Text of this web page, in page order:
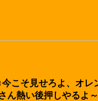
こそ見せろよ、オ
ん熱い後押しやるよ